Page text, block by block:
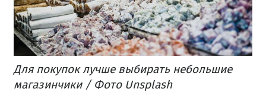
Для покупок лучше выбирать небольшие
магазинчики / Фото Unsplash